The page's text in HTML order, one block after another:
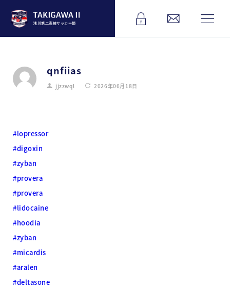
滝川第二高校サッカー部
qnfiias
jjzzwql 2026年06月18日
#lopressor
#digoxin
#zyban
#provera
#provera
#lidocaine
#hoodia
#zyban
#micardis
#aralen
#deltasone